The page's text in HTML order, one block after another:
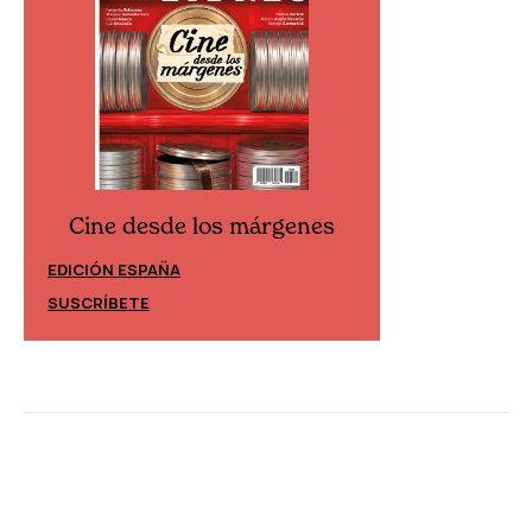
Cine desde los márgenes
EDICIÓN ESPAÑA
SUSCRÍBETE